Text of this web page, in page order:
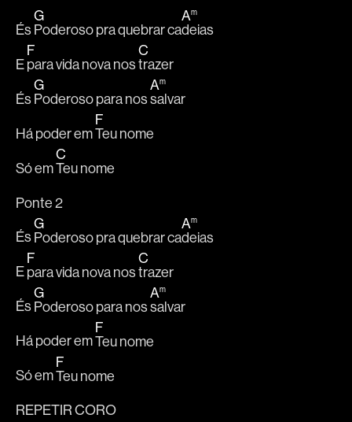
És
G
Poderoso pra quebrar ca
Am
deias
E
F
para vida nova nos
C
trazer
És
G
Poderoso para nos
Am
salvar
Há poder em
F
Teu nome
Só em
C
Teu nome
Ponte 2
És
G
Poderoso pra quebrar ca
Am
deias
E
F
para vida nova nos
C
trazer
És
G
Poderoso para nos
Am
salvar
Há poder em
F
Teu nome
Só em
F
Teu nome
REPETIR CORO